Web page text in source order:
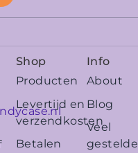
Shop
Producten
Levertijd en
verzendkosten
Betalen
Info
About
Blog
Veel
gestelde